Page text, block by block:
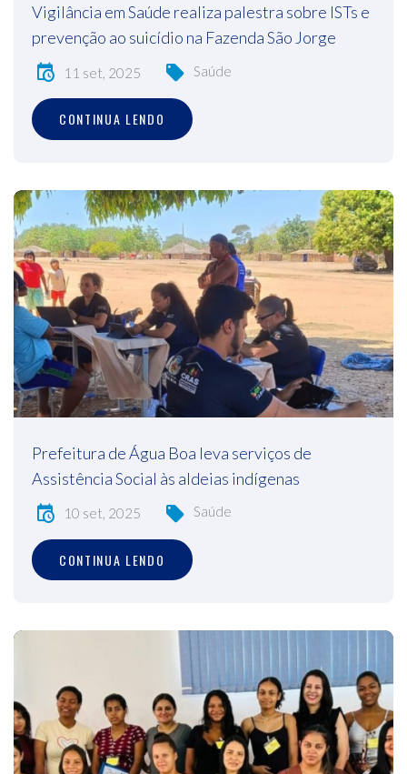
Vigilância em Saúde realiza palestra sobre ISTs e
prevenção ao suicídio na Fazenda São Jorge
11 set, 2025 Saúde
CONTINUA LENDO
Prefeitura de Água Boa leva serviços de
Assistência Social às aldeias indígenas
10 set, 2025 Saúde
CONTINUA LENDO